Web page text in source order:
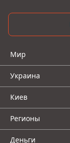
Мир
Украина
Киев
Регионы
Деньги